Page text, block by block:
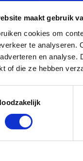
maakt gebruik
cookies om
te analyseren.
en analyse.
of die ze hebben
Harry's
Full
1 Op